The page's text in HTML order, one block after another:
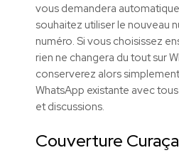
vous demandera
souhaitez utiliser le nouveau
numéro. Si vous choisissez
rien ne changera du tout sur
conserverez alors
WhatsApp existante avec
et discussions.
Couverture